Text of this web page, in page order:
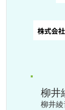
柳井
柳井綾